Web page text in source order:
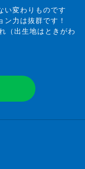
い変わりものです
力は抜群です！
（出生地はときがわ